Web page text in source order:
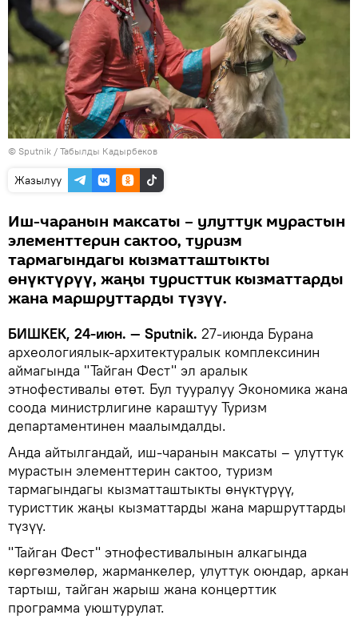
© Sputnik / Табылды Кадырбеков
Жазылуу
Иш-чаранын максаты – улуттук мурастын
элементтерин сактоо, туризм
тармагындагы кызматташтыкты
өнүктүрүү, жаңы туристтик кызматтарды
жана маршруттарды түзүү.
БИШКЕК, 24-июн. — Sputnik. 27-июнда Бурана
археологиялык-архитектуралык комплексинин
аймагында "Тайган Фест" эл аралык
этнофестивалы өтөт. Бул тууралуу Экономика жана
соода министрлигине караштуу Туризм
департаментинен маалымдалды.
Анда айтылгандай, иш-чаранын максаты – улуттук
мурастын элементтерин сактоо, туризм
тармагындагы кызматташтыкты өнүктүрүү,
туристтик жаңы кызматтарды жана маршруттарды
түзүү.
"Тайган Фест" этнофестивалынын алкагында
көргөзмөлөр, жарманкелер, улуттук оюндар, аркан
тартыш, тайган жарыш жана концерттик
программа уюштурулат.